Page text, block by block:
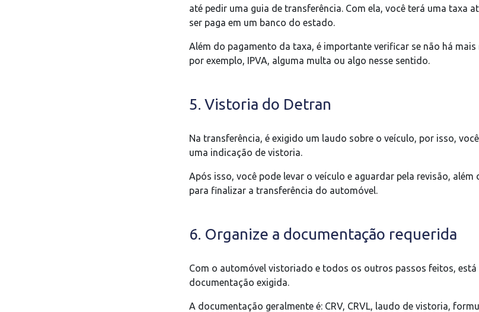
até pedir uma guia de transferência. Com ela, você terá uma taxa
ser paga em um banco do estado.
Além do pagamento da taxa, é importante verificar se não há mais
por exemplo, IPVA, alguma multa ou algo nesse sentido.
5. Vistoria do Detran
Na transferência, é exigido um laudo sobre o veículo, por isso,
uma indicação de vistoria.
Após isso, você pode levar o veículo e aguardar pela revisão, além
para finalizar a transferência do automóvel.
6. Organize a documentação requerida
Com o automóvel vistoriado e todos os outros passos feitos,
documentação exigida.
A documentação geralmente é: CRV, CRVL, laudo de vistoria,